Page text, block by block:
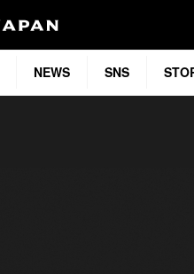
NEWS SNS